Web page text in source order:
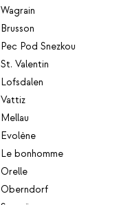
Wagrain
Brusson
Pec Pod Snezkou
St. Valentin
Lofsdalen
Vattiz
Mellau
Evolène
Le bonhomme
Orelle
Oberndorf